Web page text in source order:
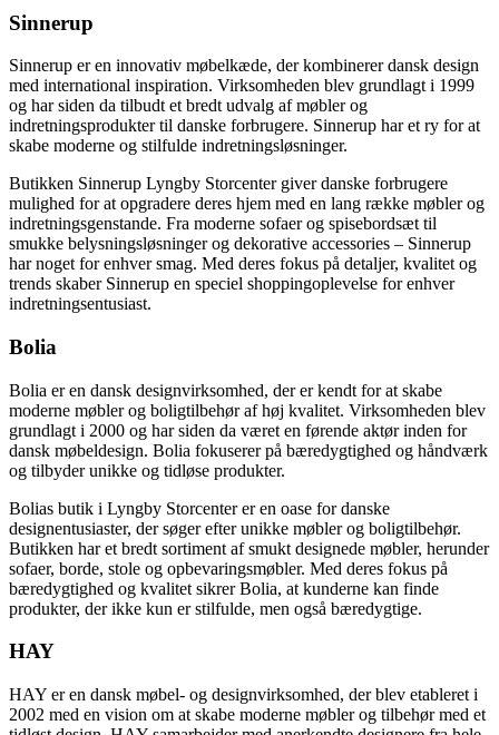
Sinnerup
Sinnerup er en innovativ møbelkæde, der kombinerer dansk design
med international inspiration. Virksomheden blev grundlagt i 1999
og har siden da tilbudt et bredt udvalg af møbler og
indretningsprodukter til danske forbrugere. Sinnerup har et ry for at
skabe moderne og stilfulde indretningsløsninger.
Butikken Sinnerup Lyngby Storcenter giver danske forbrugere
mulighed for at opgradere deres hjem med en lang række møbler og
indretningsgenstande. Fra moderne sofaer og spisebordsæt til
smukke belysningsløsninger og dekorative accessories – Sinnerup
har noget for enhver smag. Med deres fokus på detaljer, kvalitet og
trends skaber Sinnerup en speciel shoppingoplevelse for enhver
indretningsentusiast.
Bolia
Bolia er en dansk designvirksomhed, der er kendt for at skabe
moderne møbler og boligtilbehør af høj kvalitet. Virksomheden blev
grundlagt i 2000 og har siden da været en førende aktør inden for
dansk møbeldesign. Bolia fokuserer på bæredygtighed og håndværk
og tilbyder unikke og tidløse produkter.
Bolias butik i Lyngby Storcenter er en oase for danske
designentusiaster, der søger efter unikke møbler og boligtilbehør.
Butikken har et bredt sortiment af smukt designede møbler, herunder
sofaer, borde, stole og opbevaringsmøbler. Med deres fokus på
bæredygtighed og kvalitet sikrer Bolia, at kunderne kan finde
produkter, der ikke kun er stilfulde, men også bæredygtige.
HAY
HAY er en dansk møbel- og designvirksomhed, der blev etableret i
2002 med en vision om at skabe moderne møbler og tilbehør med et